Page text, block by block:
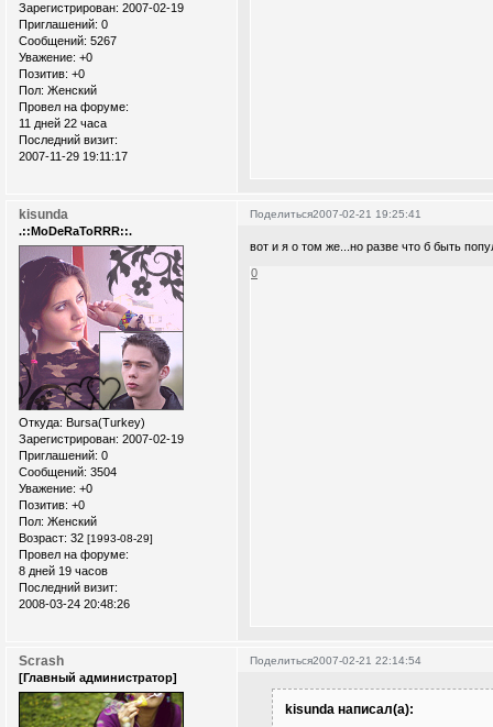
Зарегистрирован: 2007-02-19
Приглашений: 0
Сообщений: 5267
Уважение: +0
Позитив: +0
Пол: Женский
Провел на форуме:
11 дней 22 часа
Последний визит:
2007-11-29 19:11:17
Поделиться2007-02-21 19:25:41
kisunda
.::MoDeRaToRRR::.
Откуда: Bursa(Turkey)
Зарегистрирован: 2007-02-19
Приглашений: 0
Сообщений: 3504
Уважение: +0
Позитив: +0
Пол: Женский
Возраст: 32 [1993-08-29]
Провел на форуме:
8 дней 19 часов
Последний визит:
2008-03-24 20:48:26
вот и я о том же...но разве что б быть
0
Поделиться2007-02-21 22:14:54
Scrash
[Главный администратор]
kisunda написал(а):